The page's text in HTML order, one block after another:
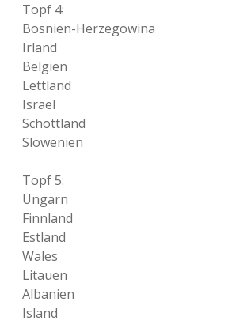
Topf 4:
Bosnien-Herzegowina
Irland
Belgien
Lettland
Israel
Schottland
Slowenien
Topf 5:
Ungarn
Finnland
Estland
Wales
Litauen
Albanien
Island